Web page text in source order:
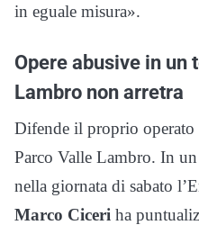
in eguale misura».
Opere abusive in un
Lambro non arretra
Difende il proprio operato
Parco Valle Lambro. In
nella giornata di sabato
Marco Ciceri ha